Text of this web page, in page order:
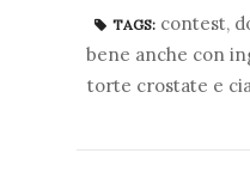
TAGS: contest,
bene anche con
torte crostate e